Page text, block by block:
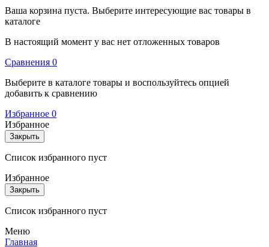
Ваша корзина пуста. Выберите интересующие вас товары в
каталоге
В настоящий момент у вас нет отложенных товаров
Cравнения 0
Выберите в каталоге товары и воспользуйтесь опцией
добавить к сравнению
Избранное 0
Избранное
Закрыть
Список избранного пуст
Избранное
Закрыть
Список избранного пуст
Меню
Главная